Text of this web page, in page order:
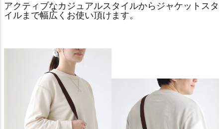
アクティブなカジュアルスタイルからジャケットスタ
イルまで幅広くお使い頂けます。